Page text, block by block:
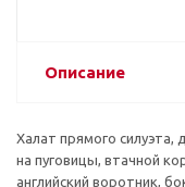
Описание
Халат прямого силуэта,
на пуговицы, втачной
английский воротник,